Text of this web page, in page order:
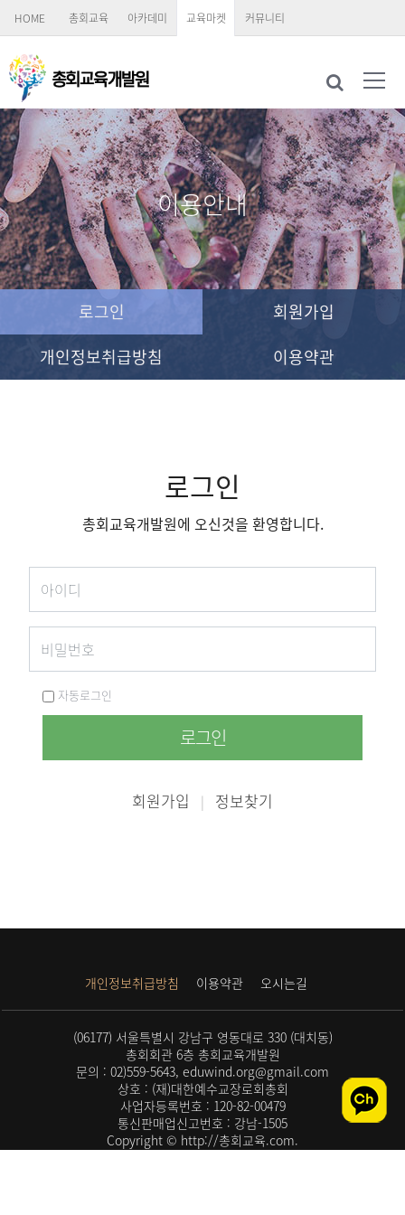
HOME 총회교육 아카데미 교육마켓 커뮤니티
이용안내
로그인
회원가입
개인정보취급방침
이용약관
로그인
총회교육개발원에 오신것을 환영합니다.
자동로그인
로그인
회원가입 | 정보찾기
개인정보취급방침 이용약관 오시는길
(06177) 서울특별시 강남구 영동대로 330 (대치동)
총회회관 6층 총회교육개발원
문의 : 02)559-5643, eduwind.org@gmail.com
상호 : (재)대한예수교장로회총회
사업자등록번호 : 120-82-00479
통신판매업신고번호 : 강남-1505
Copyright © http://총회교육.com.